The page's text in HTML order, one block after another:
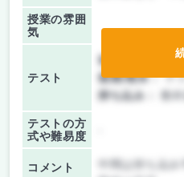
授業の雰囲
気
テスト
前期/中間：
テ
後期/期末：テ
持ち込み：
教
テストの方
式や難易度
コメント